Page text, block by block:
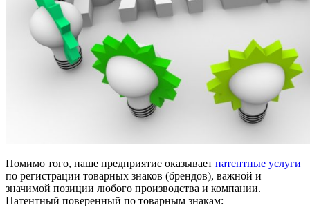
Помимо того, наше предприятие оказывает патентные услуги
по регистрации товарных знаков (брендов), важной и
значимой позиции любого производства и компании.
Патентный поверенный по товарным знакам: